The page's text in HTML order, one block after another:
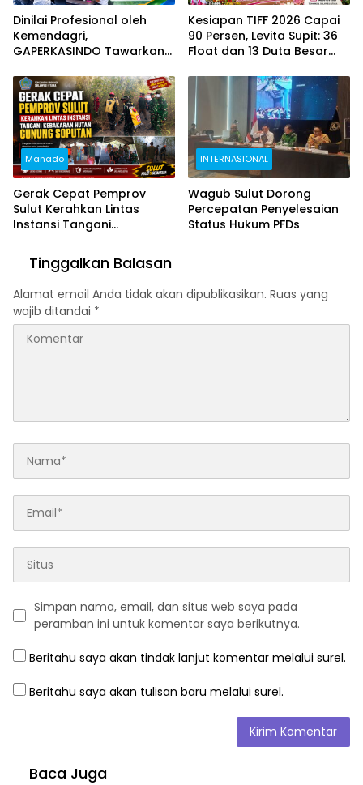
Dinilai Profesional oleh
Kemendagri,
GAPERKASINDO Tawarkan
Pemerintah Daerah
Kesiapan TIFF 2026 Capai
90 Persen, Levita Supit: 36
Float dan 13 Duta Besar
Manado
Gerak Cepat Pemprov
Sulut Kerahkan Lintas
Instansi Tangani
Soputan
INTERNASIONAL
Wagub Sulut Dorong
Percepatan Penyelesaian
Status Hukum PFDs
Tinggalkan Balasan
Alamat email Anda tidak akan dipublikasikan. Ruas yang
wajib ditandai *
Simpan nama, email, dan situs web saya pada
peramban ini untuk komentar saya berikutnya.
Beritahu saya akan tindak lanjut komentar melalui surel.
Beritahu saya akan tulisan baru melalui surel.
Baca Juga